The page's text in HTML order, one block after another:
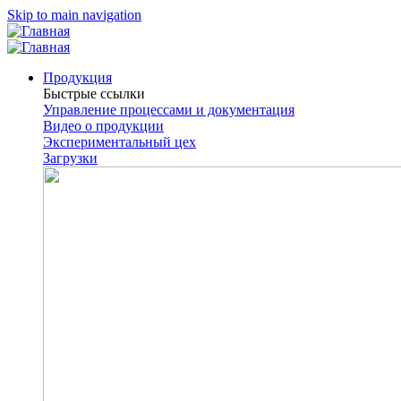
Skip to main navigation
Продукция
Быстрые ссылки
Управление процессами и документация
Видео о продукции
Экспериментальный цех
Загрузки